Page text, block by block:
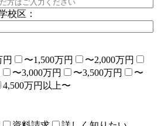
校区：
円 〜1,500万円
〜2,000万円
〜3,000万円 〜3,500万円
〜
4,500万円以上〜